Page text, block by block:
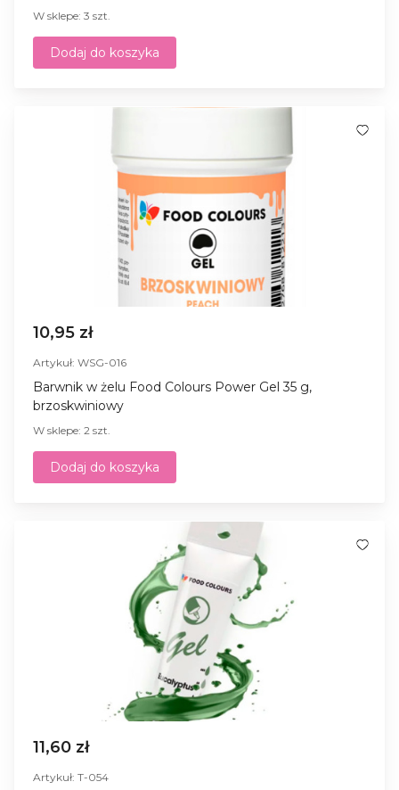
W sklepe: 3 szt.
Dodaj do koszyka
10,95 zł
Artykuł: WSG-016
Barwnik w żelu Food Colours Power Gel 35 g,
brzoskwiniowy
W sklepe: 2 szt.
Dodaj do koszyka
11,60 zł
Artykuł: T-054